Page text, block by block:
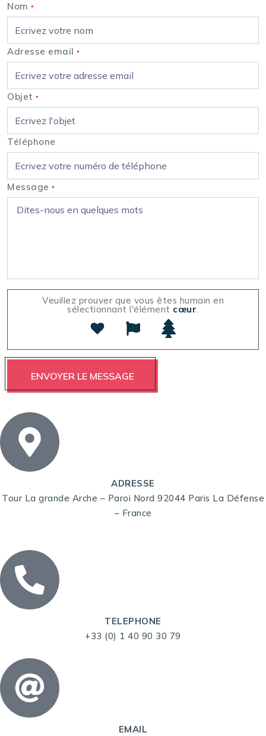
Nom *
Adresse email *
Objet *
Téléphone
Message *
Veuillez prouver que vous êtes humain en
sélectionnant l'élément cœur.
ADRESSE
Tour La grande Arche – Paroi Nord 92044 Paris La Défense
– France
TELEPHONE
+33 (0) 1 40 90 30 79
EMAIL